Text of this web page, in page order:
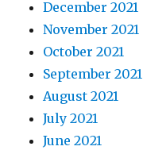
December 2021
November 2021
October 2021
September 2021
August 2021
July 2021
June 2021